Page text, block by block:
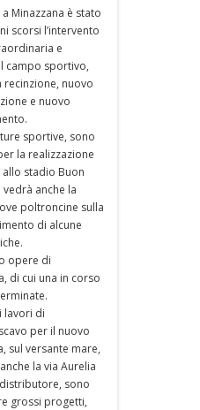
Minazzana è stato
scorsi l’intervento
e
campo sportivo,
nuovo
e nuovo
sportive, sono
la realizzazione
stadio Buon
vedrà anche la
poltroncine sulla
di alcune
opere di
di cui una in corso
lavori di
per il nuovo
sul versante mare,
la via Aurelia
sono
grossi progetti,